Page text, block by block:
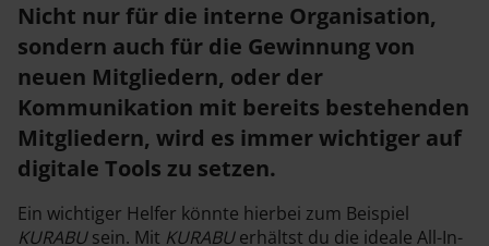
Nicht nur für die interne Organisation,
sondern auch für die Gewinnung von
neuen Mitgliedern, oder der
Kommunikation mit bereits bestehenden
Mitgliedern, wird es immer wichtiger auf
digitale Tools zu setzen.
Ein wichtiger Helfer könnte hierbei zum Beispiel
KURABUsein. Mit KURABUerhältst du die ideale All-In-